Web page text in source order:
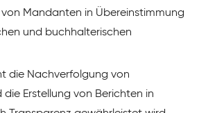
von Mandanten in Übereinstimmung
und buchhalterischen
die Nachverfolgung von
die Erstellung von Berichten in